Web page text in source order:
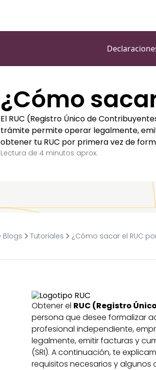
¿Cómo
El RUC (Registro Único de
trámite permite operar legalmente,
obtener tu RUC por primera vez de
Lectura de 4 minutos aprox.
Blogs Tutoriales ¿Cómo sacar el RUC
Obtener el RUC (Registro
persona que desee formalizar
profesional independiente,
legalmente, emitir facturas y
(SRI). A continuación, te
requisitos necesarios y